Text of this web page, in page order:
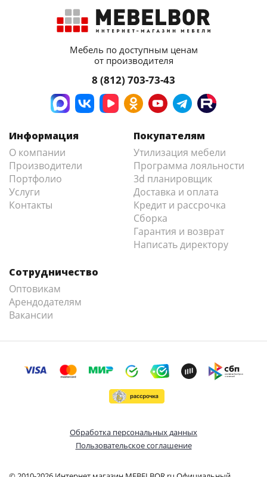
Мебель по доступным ценам
от производителя
8 (812) 703-73-43
Информация
О компании
Производители
Портфолио
Услуги
Контакты
Покупателям
Утилизация мебели
Программа лояльности
3d планировщик
Доставка и оплата
Кредит и рассрочка
Сборка
Гарантия и возврат
Написать директору
Сотрудничество
Оптовикам
Арендодателям
Вакансии
Обработка персональных данных
Пользовательское соглашение